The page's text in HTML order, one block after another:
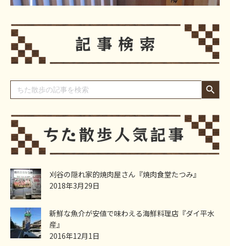
Search
for:
Search Button
刈谷の隠れ家的焼肉屋さん『焼肉食堂たつみ』
2018年3月29日
新鮮な魚介が安値で味わえる海鮮料理店『ダイ平水
産』
2016年12月1日